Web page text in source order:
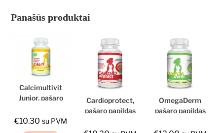
Panašūs produktai
Calcimultivit
Junior, pašaro
ir katėms,
€10.30 su PVM
Cardioprotect,
pašaro papildas
katėms
OmegaDerm
pašaro papildas
katėms